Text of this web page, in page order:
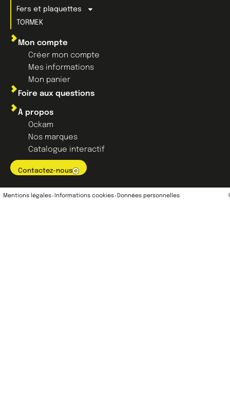
À propos
Ockam
Nos marques
Catalogue interactif
Contactez-nous
Fers et plaquettes
TORMEK
Mon compte
Créer mon compte
Mes informations
Mon panier
Foire aux questions
Mentions légales Informations cookies Données personnelles